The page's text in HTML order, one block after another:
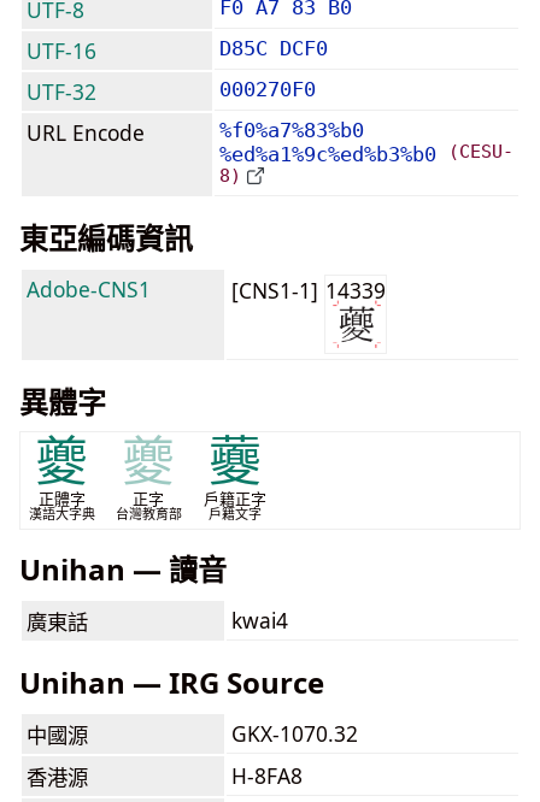
UTF-8 F0 A7 83 B0
UTF-16 D85C DCF0
UTF-32 000270F0
URL Encode
%f0%a7%83%b0
%ed%a1%9c%ed%b3%b0
(CESU-
8)
東亞編碼資訊
Adobe-CNS1 [CNS1-1] 14339
異體字
夔
正體字
漢語大字典
夔
正字
台灣教育部
虁
戶籍正字
戶籍文字
Unihan — 讀音
廣東話 kwai4
Unihan — IRG Source
中國源
GKX-1070.32
香港源
H-8FA8